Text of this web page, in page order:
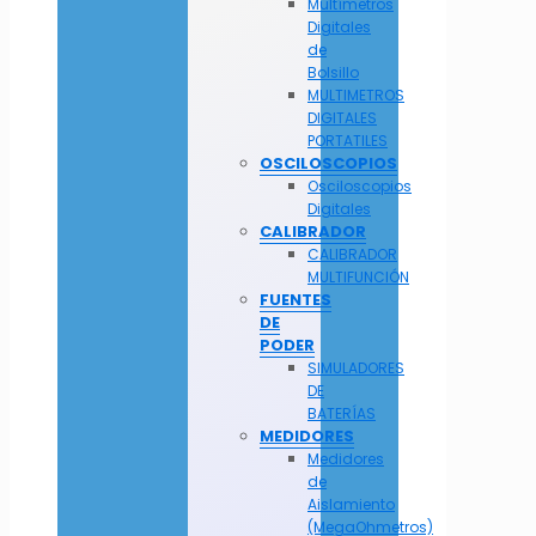
Multímetros
Digitales
de
Bolsillo
MULTIMETROS
DIGITALES
PORTATILES
OSCILOSCOPIOS
Osciloscopios
Digitales
CALIBRADOR
CALIBRADOR
MULTIFUNCIÓN
FUENTES
DE
PODER
SIMULADORES
DE
BATERÍAS
MEDIDORES
Medidores
de
Aislamiento
(MegaOhmetros)